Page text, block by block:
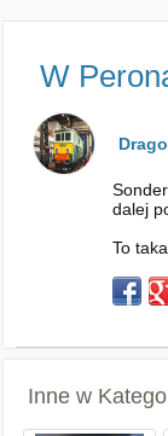
W
Drago
dalej
To
Inne w